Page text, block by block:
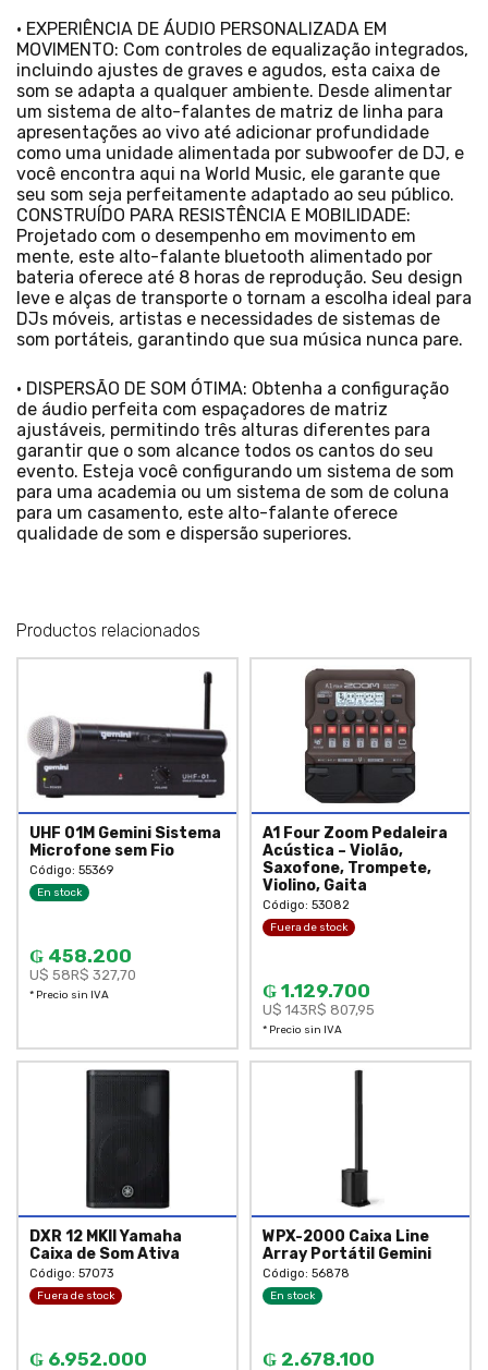
• EXPERIÊNCIA DE ÁUDIO PERSONALIZADA EM
MOVIMENTO: Com controles de equalização integrados,
incluindo ajustes de graves e agudos, esta caixa de
som se adapta a qualquer ambiente. Desde alimentar
um sistema de alto-falantes de matriz de linha para
apresentações ao vivo até adicionar profundidade
como uma unidade alimentada por subwoofer de DJ, e
você encontra aqui na World Music, ele garante que
seu som seja perfeitamente adaptado ao seu público.
CONSTRUÍDO PARA RESISTÊNCIA E MOBILIDADE:
Projetado com o desempenho em movimento em
mente, este alto-falante bluetooth alimentado por
bateria oferece até 8 horas de reprodução. Seu design
leve e alças de transporte o tornam a escolha ideal para
DJs móveis, artistas e necessidades de sistemas de
som portáteis, garantindo que sua música nunca pare.
• DISPERSÃO DE SOM ÓTIMA: Obtenha a configuração
de áudio perfeita com espaçadores de matriz
ajustáveis, permitindo três alturas diferentes para
garantir que o som alcance todos os cantos do seu
evento. Esteja você configurando um sistema de som
para uma academia ou um sistema de som de coluna
para um casamento, este alto-falante oferece
qualidade de som e dispersão superiores.
Productos relacionados
UHF 01M Gemini Sistema
Microfone sem Fio
Código: 55369
En stock
₲ 458.200
U$ 58R$ 327,70
* Precio sin IVA
A1 Four Zoom Pedaleira
Acústica – Violão,
Saxofone, Trompete,
Violino, Gaita
Código: 53082
Fuera de stock
₲ 1.129.700
U$ 143R$ 807,95
* Precio sin IVA
DXR 12 MKII Yamaha
Caixa de Som Ativa
Código: 57073
Fuera de stock
₲ 6.952.000
WPX-2000 Caixa Line
Array Portátil Gemini
Código: 56878
En stock
₲ 2.678.100